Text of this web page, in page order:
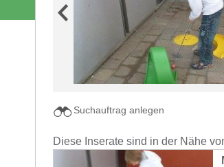
Suchauftrag anlegen
Diese Inserate sind in der Nähe